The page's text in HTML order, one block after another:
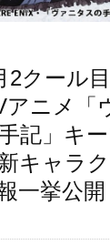
2クール
アニメ「
記」キ
キャラ
一挙公開